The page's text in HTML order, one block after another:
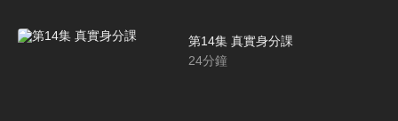
第14集 真實身分課
24分鐘